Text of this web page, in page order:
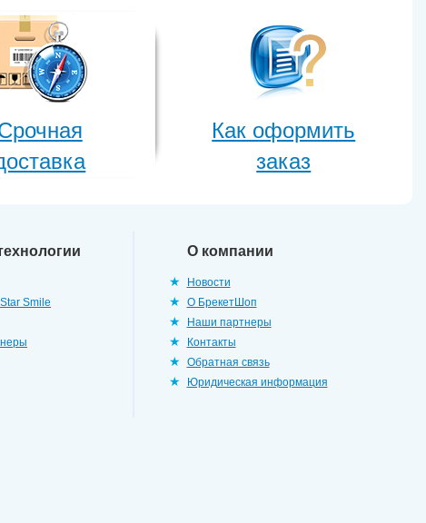
Как оформить
заказ
Smile
О компании
Новости
О БрекетШоп
Наши партнеры
Контакты
Обратная связь
Юридическая информация